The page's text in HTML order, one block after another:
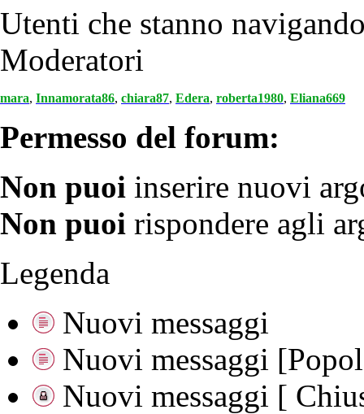
Utenti che stanno
Moderatori
mara, Innamorata86, chiara87, Edera, roberta1980, Eliana669
Permesso del forum:
Non puoi inserire nuovi
Non puoi rispondere agli
Legenda
Nuovi messaggi
Nuovi messaggi
Nuovi messaggi [